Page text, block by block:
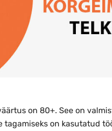
on 80+. See on
tagamiseks on kasutatud